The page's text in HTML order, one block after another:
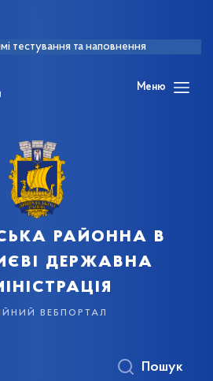
тестування та наповнення
Меню
районна в
державна
вебпортал
Пошук